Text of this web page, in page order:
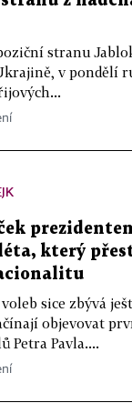
stranu
v pondělí
který
sice zbývá
objevovat
Petra Pavla....